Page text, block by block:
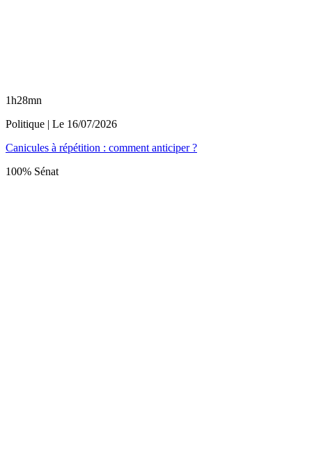
1h28mn
Politique | Le 16/07/2026
Canicules à répétition : comment anticiper ?
100% Sénat